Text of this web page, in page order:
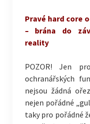
Pravé hard core
– brána do
reality
POZOR! Jen
ochranářských
nejsou žádná
nejen pořádné
taky pro pořádné